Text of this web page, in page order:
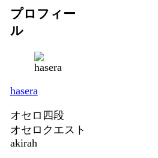
プロフィー
ル
hasera
オセロ四段
オセロクエスト
akirah